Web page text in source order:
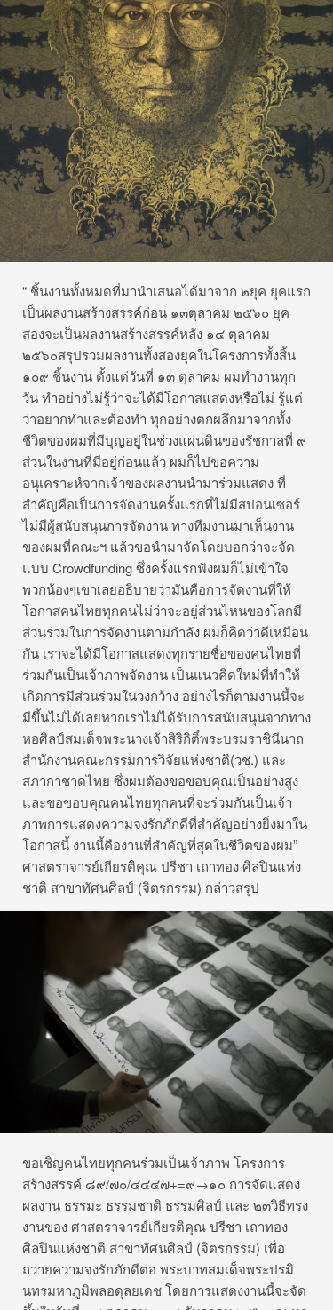
“ ชิ้นงานทั้งหมดที่มานำเสนอได้มาจาก ๒ยุค ยุคแรก
เป็นผลงานสร้างสรรค์ก่อน ๑๓ตุลาคม ๒๕๖๐ ยุค
สองจะเป็นผลงานสร้างสรรค์หลัง ๑๔ ตุลาคม
๒๕๖๐สรุปรวมผลงานทั้งสองยุคในโครงการทั้งสิ้น
๑๐๙ ชิ้นงาน ตั้งแต่วันที่ ๑๓ ตุลาคม ผมทำงานทุก
วัน ทำอย่างไม่รู้ว่าจะได้มีโอกาสแสดงหรือไม่ รู้แต่
ว่าอยากทำและต้องทำ ทุกอย่างตกผลึกมาจากทั้ง
ชีวิตของผมที่มีบุญอยู่ในช่วงแผ่นดินของรัชกาลที่ ๙
ส่วนในงานที่มีอยู่ก่อนแล้ว ผมก็ไปขอความ
อนุเคราะห์จากเจ้าของผลงานนำมาร่วมแสดง ที่
สำคัญคือเป็นการจัดงานครั้งแรกที่ไม่มีสปอนเซอร์
ไม่มีผู้สนับสนุนการจัดงาน ทางทีมงานมาเห็นงาน
ของผมที่คณะฯ แล้วขอนำมาจัดโดยบอกว่าจะจัด
แบบ Crowdfunding ซึ่งครั้งแรกฟังผมก็ไม่เข้าใจ
พวกน้องๆเขาเลยอธิบายว่ามันคือการจัดงานที่ให้
โอกาสคนไทยทุกคนไม่ว่าจะอยู่ส่วนไหนของโลกมี
ส่วนร่วมในการจัดงานตามกำลัง ผมก็คิดว่าดีเหมือน
กัน เราจะได้มีโอกาสแสดงทุกรายชื่อของคนไทยที่
ร่วมกันเป็นเจ้าภาพจัดงาน เป็นแนวคิดใหม่ที่ทำให้
เกิดการมีส่วนร่วมในวงกว้าง อย่างไรก็ตามงานนี้จะ
มีขึ้นไม่ได้เลยหากเราไม่ได้รับการสนับสนุนจากทาง
หอศิลป์สมเด็จพระนางเจ้าสิริกิติ์พระบรมราชินีนาถ
สำนักงานคณะกรรมการวิจัยแห่งชาติ(วช.) และ
สภากาชาดไทย ซึ่งผมต้องขอขอบคุณเป็นอย่างสูง
และขอขอบคุณคนไทยทุกคนที่จะร่วมกันเป็นเจ้า
ภาพการแสดงความจงรักภักดีที่สำคัญอย่างยิ่งมาใน
โอกาสนี้ งานนี้คืองานที่สำคัญที่สุดในชีวิตของผม”
ศาสตราจารย์เกียรติคุณ ปรีชา เถาทอง ศิลปินแห่ง
ชาติ สาขาทัศนศิลป์ (จิตรกรรม) กล่าวสรุป
ขอเชิญคนไทยทุกคนร่วมเป็นเจ้าภาพ โครงการ
สร้างสรรค์ ๘๙/๗๐/๔๔๔๗+=๙→๑๐ การจัดแสดง
ผลงาน ธรรมะ ธรรมชาติ ธรรมศิลป์ และ ๒๓วิธีทรง
งานของ ศาสตราจารย์เกียรติคุณ ปรีชา เถาทอง
ศิลปินแห่งชาติ สาขาทัศนศิลป์ (จิตรกรรม) เพื่อ
ถวายความจงรักภักดีต่อ พระบาทสมเด็จพระปรมิ
นทรมหาภูมิพลอดุลยเดช โดยการแสดงงานนี้จะจัด